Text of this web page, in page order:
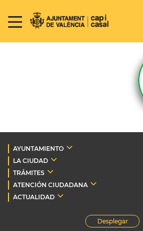
AYUNTAMIENTO
LA CIUDAD
TRÁMITES
ATENCIÓN CIUDADANA
ACTUALIDAD
Desplegar